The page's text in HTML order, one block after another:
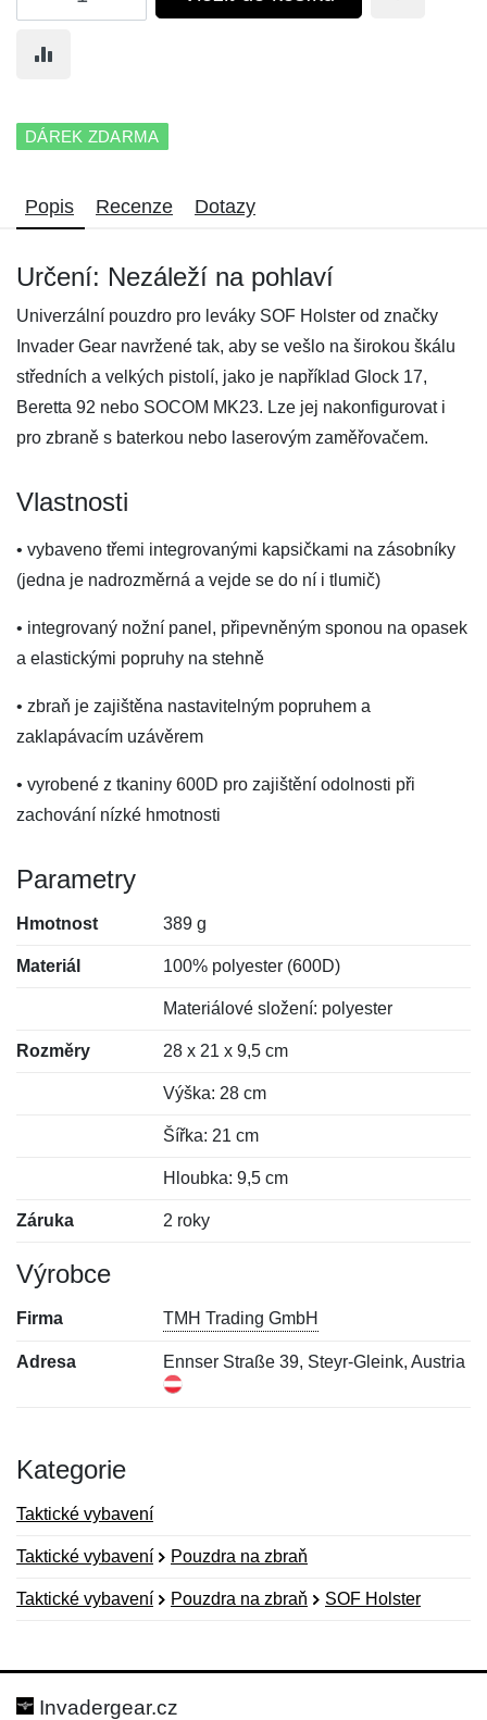
DÁREK ZDARMA
Popis Recenze Dotazy
Určení: Nezáleží na pohlaví
Univerzální pouzdro pro leváky SOF Holster od značky
Invader Gear navržené tak, aby se vešlo na širokou škálu
středních a velkých pistolí, jako je například Glock 17,
Beretta 92 nebo SOCOM MK23. Lze jej nakonfigurovat i
pro zbraně s baterkou nebo laserovým zaměřovačem.
Vlastnosti
• vybaveno třemi integrovanými kapsičkami na zásobníky
(jedna je nadrozměrná a vejde se do ní i tlumič)
• integrovaný nožní panel, připevněným sponou na opasek
a elastickými popruhy na stehně
• zbraň je zajištěna nastavitelným popruhem a
zaklapávacím uzávěrem
• vyrobené z tkaniny 600D pro zajištění odolnosti při
zachování nízké hmotnosti
Parametry
Hmotnost 389 g
Materiál 100% polyester (600D)
Materiálové složení: polyester
Rozměry 28 x 21 x 9,5 cm
Výška: 28 cm
Šířka: 21 cm
Hloubka: 9,5 cm
Záruka 2 roky
Výrobce
Firma TMH Trading GmbH
Adresa Ennser Straße 39, Steyr-Gleink, Austria
Kategorie
Taktické vybavení
Taktické vybavení Pouzdra na zbraň
Taktické vybavení Pouzdra na zbraň SOF Holster
Hodnocení:
Jméno:
Invadergear.cz